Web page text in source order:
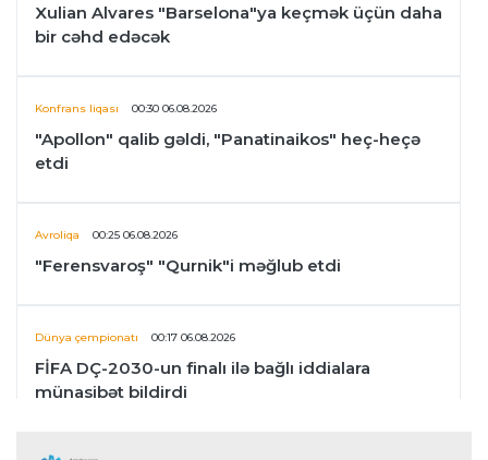
Xulian Alvares "Barselona"ya keçmək üçün daha
bir cəhd edəcək
Konfrans liqası 00:30 06.08.2026
"Apollon" qalib gəldi, "Panatinaikos" heç-heçə
etdi
Avroliqa 00:25 06.08.2026
"Ferensvaroş" "Qurnik"i məğlub etdi
Dünya çempionatı 00:17 06.08.2026
FİFA DÇ-2030-un finalı ilə bağlı iddialara
münasibət bildirdi